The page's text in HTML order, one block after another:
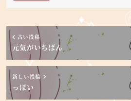
古い投稿
元気がいちばん
新しい投稿
っぽい